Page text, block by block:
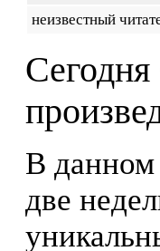
неизвестный
Сегодня
В данном
две